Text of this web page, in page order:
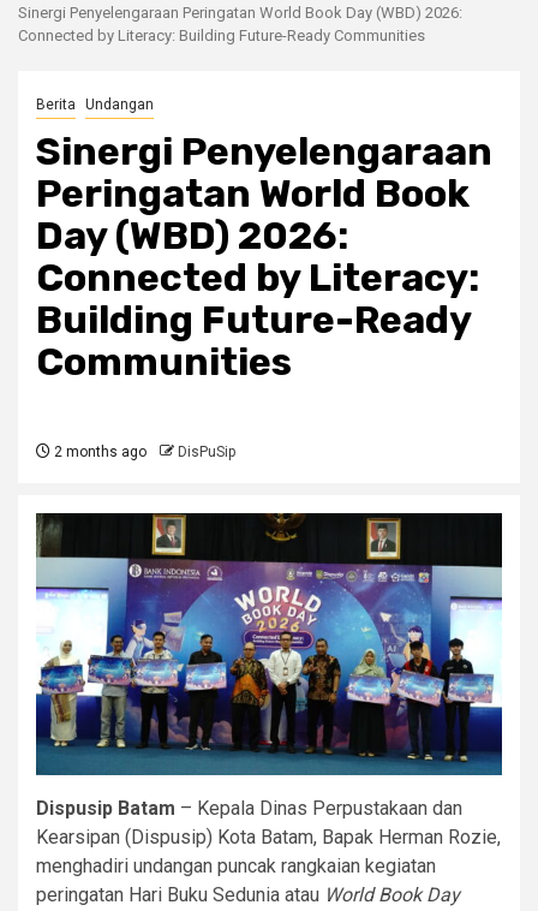
Sinergi Penyelengaraan Peringatan World Book Day (WBD) 2026:
Connected by Literacy: Building Future-Ready Communities
Berita Undangan
Sinergi Penyelengaraan
Peringatan World Book
Day (WBD) 2026:
Connected by Literacy:
Building Future-Ready
Communities
2 months ago DisPuSip
Dispusip Batam – Kepala Dinas Perpustakaan dan
Kearsipan (Dispusip) Kota Batam, Bapak Herman Rozie,
menghadiri undangan puncak rangkaian kegiatan
peringatan Hari Buku Sedunia atau World Book Day